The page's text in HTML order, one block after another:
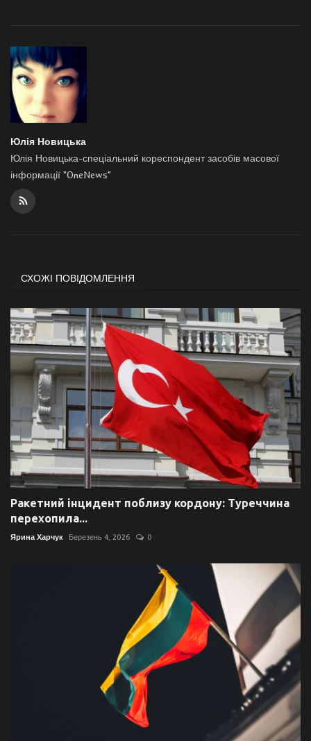
Юлія Новицька
Юлія Новицька-спеціальний кореспондент засобів масової
інформації "OneNews"
СХОЖІ ПОВІДОМЛЕННЯ
Ракетний інцидент поблизу кордону: Туреччина
перехопила...
Ярина Харчук Березень 4, 2026 0